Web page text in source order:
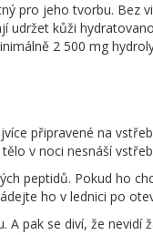
pro jeho tvorbu. Bez
kůži
2 500 mg
připravené na
v noci nesnáší
peptidů. Pokud ho
ho v lednici po
pak se diví, že nevidí